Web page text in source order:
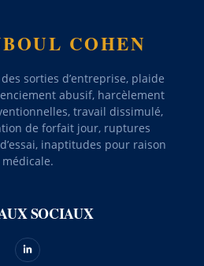
COHEN
sorties d’entreprise, plaide
abusif, harcèlement
travail dissimulé,
de forfait jour, ruptures
inaptitudes pour raison
médicale.
SOCIAUX